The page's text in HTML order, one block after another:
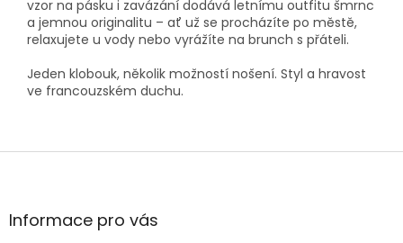
vzor na pásku i zavázání dodává letnímu outfitu šmrnc
a jemnou originalitu – ať už se procházíte po městě,
relaxujete u vody nebo vyrážíte na brunch s přáteli.
Jeden klobouk, několik možností nošení. Styl a hravost
ve francouzském duchu.
Z
aInformace pro vás